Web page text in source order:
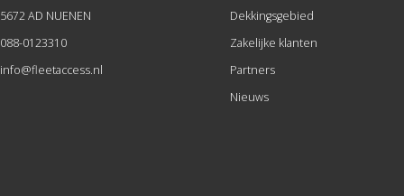
5672 AD NUENEN
088-0123310
info@fleetaccess.nl
Dekkingsgebied
Zakelijke klanten
Partners
Nieuws